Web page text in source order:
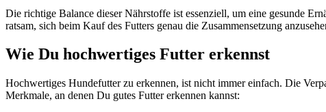
Die rich­ti­ge Balan­ce die­ser Nähr­stof­fe ist essen­zi­ell, um eine gesun­de
rat­sam, sich beim Kauf des Fut­ters genau die Zusam­men­set­zung
Wie Du hoch­wer­ti­ges Fut­ter erkennst
Hoch­wer­ti­ges Hun­de­fut­ter zu erken­nen, ist nicht immer ein­fach. Die
Merk­ma­le, an denen Du gutes Fut­ter erken­nen kannst: